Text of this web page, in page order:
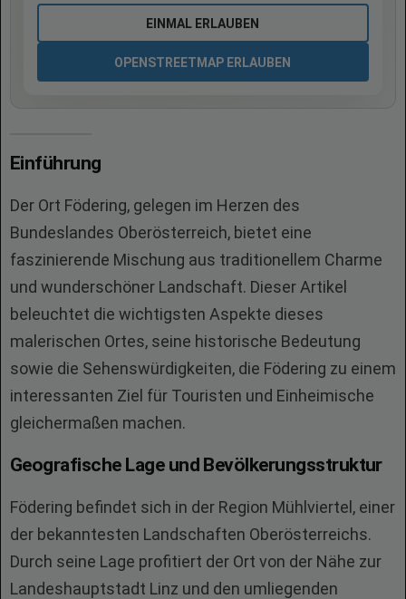
EINMAL ERLAUBEN
OPENSTREETMAP ERLAUBEN
Einführung
Der Ort Födering, gelegen im Herzen des
Bundeslandes Oberösterreich, bietet eine
faszinierende Mischung aus traditionellem Charme
und wunderschöner Landschaft. Dieser Artikel
beleuchtet die wichtigsten Aspekte dieses
malerischen Ortes, seine historische Bedeutung
sowie die Sehenswürdigkeiten, die Födering zu einem
interessanten Ziel für Touristen und Einheimische
gleichermaßen machen.
Geografische Lage und Bevölkerungsstruktur
Födering befindet sich in der Region Mühlviertel, einer
der bekanntesten Landschaften Oberösterreichs.
Durch seine Lage profitiert der Ort von der Nähe zur
Landeshauptstadt Linz und den umliegenden